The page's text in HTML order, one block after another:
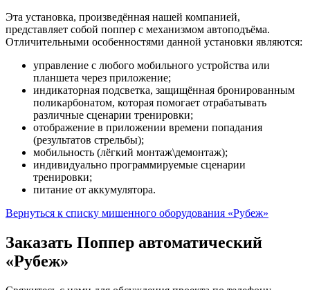
Эта установка, произведённая нашей компанией,
представляет собой поппер с механизмом автоподъёма.
Отличительными особенностями данной установки являются:
управление с любого мобильного устройства или
планшета через приложение;
индикаторная подсветка, защищённая бронированным
поликарбонатом, которая помогает отрабатывать
различные сценарии тренировки;
отображение в приложении времени попадания
(результатов стрельбы);
мобильность (лёгкий монтаж\демонтаж);
индивидуально программируемые сценарии
тренировки;
питание от аккумулятора.
Вернуться к списку мишенного оборудования «Рубеж»
Заказать Поппер автоматический
«Рубеж»